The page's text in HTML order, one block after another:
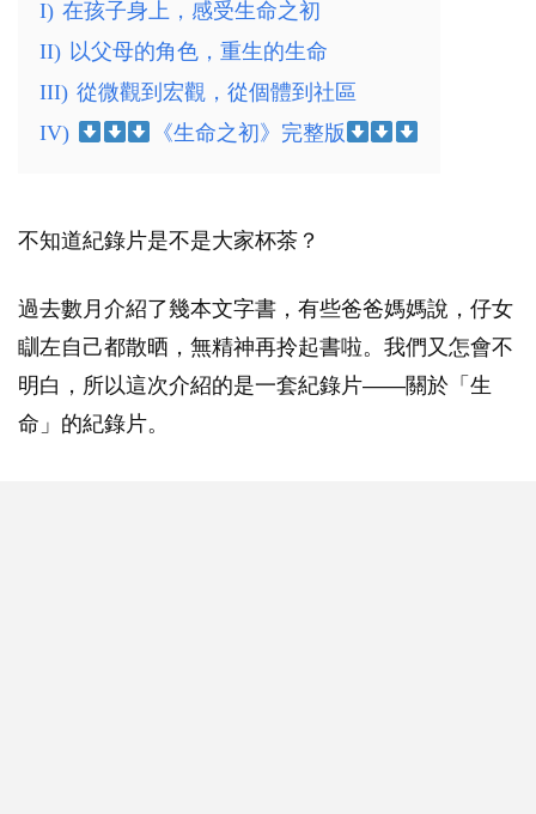
I) 在孩子身上，感受生命之初
II) 以父母的角色，重生的生命
III) 從微觀到宏觀，從個體到社區
IV)
《生命之初》完整版
不知道紀錄片是不是大家杯茶？
過去數月介紹了幾本文字書，有些爸爸媽媽說，仔女
瞓左自己都散晒，無精神再拎起書啦。我們又怎會不
明白，所以這次介紹的是一套紀錄片——關於「生
命」的紀錄片。